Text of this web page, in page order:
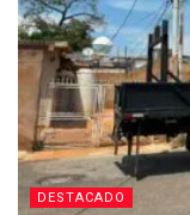
DESTACADO